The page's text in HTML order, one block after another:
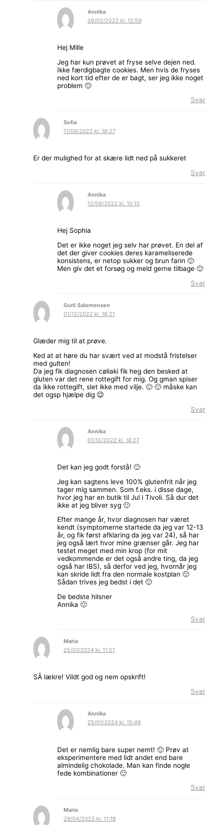
Annika
26/02/2022 kl. 12:59
Hej Mille
Jeg har kun prøvet at fryse selve dejen ned.
Ikke færdigbagte cookies. Men hvis de fryses
ned kort tid efter de er bagt, ser jeg ikke noget
problem 🙂
Svar
Sofia
11/09/2022 kl. 18:27
Er der mulighed for at skære lidt ned på sukkeret
Svar
Annika
12/09/2022 kl. 10:15
Hej Sophia
Det er ikke noget jeg selv har prøvet. En del af
det der giver cookies deres karameliserede
konsistens, er netop sukker og brun farin 🙂
Men giv det et forsøg og meld gerne tilbage 🙂
Svar
Gurli Salomonsen
01/12/2022 kl. 18:21
Glæder mig til at prøve.
Ked at at høre du har svært ved at modstå fristelser
med gulten!
Da jeg fik diagnosen cøliaki fik heg den besked at
gluten var det rene rottegift for mig. Og gman spiser
da ikke rottegift, slet ikke med vilje. 🙂 🙂 måske kan
det ogsp hjælpe dig 😉
Svar
Annika
01/12/2022 kl. 18:27
Det kan jeg godt forstå! 🙂
Jeg kan sagtens leve 100% glutenfrit når jeg
tager mig sammen. Som f.eks. i disse dage,
hvor jeg har en butik til Jul i Tivoli. Så dur det
ikke at jeg bliver syg 🙂
Efter mange år, hvor diagnosen har været
kendt (symptomerne startede da jeg var 12-13
år, og fik først afklaring da jeg var 24), så har
jeg også lært hvor mine grænser går. Jeg har
testet meget med min krop (for mit
vedkommende er det også andre ting, da jeg
også har IBS), så derfor ved jeg, hvornår jeg
kan skride lidt fra den normale kostplan 🙂
Sådan trives jeg bedst i det 🙂
De bedste hilsner
Annika 🙂
Svar
Maria
25/01/2024 kl. 11:51
SÅ lækre! Vildt god og nem opskrift!
Svar
Annika
25/01/2024 kl. 15:49
Det er nemlig bare super nemt! 🙂 Prøv at
eksperimentere med lidt andet end bare
almindelig chokolade. Man kan finde nogle
fede kombinationer 🙂
Svar
Maria
29/04/2025 kl. 11:19